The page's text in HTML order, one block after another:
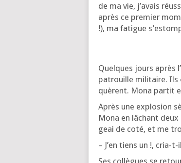
de ma vie, j’a­vais
après ce pre­mier
!), ma fatigue
Quelques jours après
patrouille mili­taire. Ils
quèrent. Mona par­tit
Après une explo­sion
Mona en lâchant
geai de coté, et me
– J’en tiens un !, cria-t-
Ses col­lègues se